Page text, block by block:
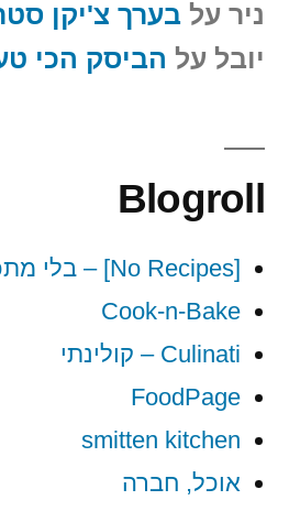
ניר על בערך צ'יקן
יובל על הביסק הכי
Blogroll
[No Recipes] – בלי מתכונים
Cook-n-Bake
Culinati – קולינתי
FoodPage
smitten kitchen
אוכל, חברה